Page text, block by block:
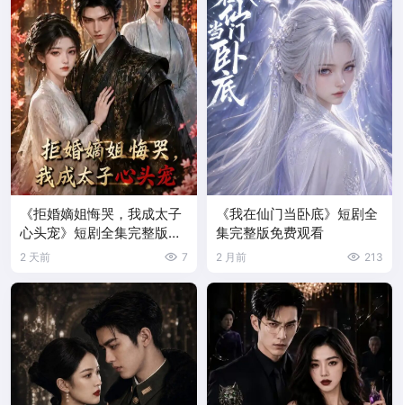
《拒婚嫡姐悔哭，我成太子
心头宠》短剧全集完整版免
费观看
2 天前 7
《我在仙门当卧底》短剧全
集完整版免费观看
2 月前 213